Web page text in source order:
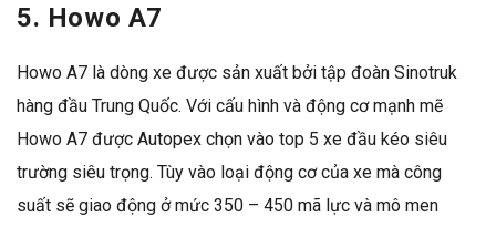
5. Howo A7
Howo A7 là dòng xe được sản xuất bởi tập đoàn Sinotruk
hàng đầu Trung Quốc. Với cấu hình và động cơ mạnh mẽ
Howo A7 được Autopex chọn vào top 5 xe đầu kéo siêu
trường siêu trọng. Tùy vào loại động cơ của xe mà công
suất sẽ giao động ở mức 350 – 450 mã lực và mô men